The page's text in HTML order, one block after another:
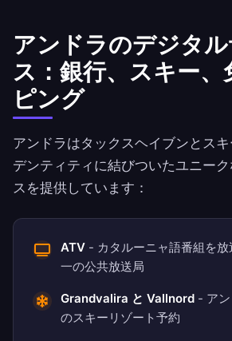
アンドラのデジタ
ス：銀行、スキー、
ピング
アンドラはタックスヘイブンとス
デンティティに結びついたユニー
スを提供しています：
ATV - カタルーニャ語番組を
一の公共放送局
Grandvalira と Vallnord - ア
のスキーリゾート予約